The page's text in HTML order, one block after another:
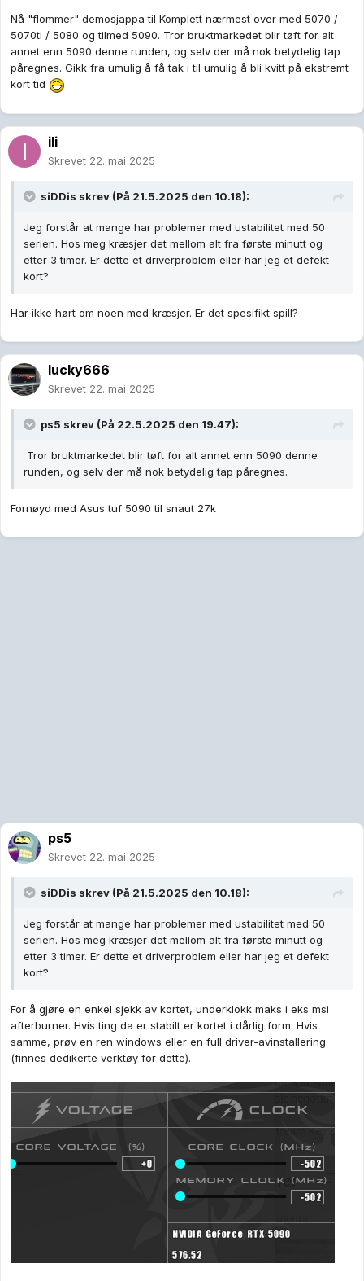
Nå "flommer" demosjappa til Komplett nærmest over med 5070 /
5070ti / 5080 og tilmed 5090. Tror bruktmarkedet blir tøft for alt
annet enn 5090 denne runden, og selv der må nok betydelig tap
påregnes. Gikk fra umulig å få tak i til umulig å bli kvitt på ekstremt
kort tid
ili
Skrevet 22. mai 2025
siDDis skrev (På 21.5.2025 den 10.18):
Jeg forstår at mange har problemer med ustabilitet med 50
serien. Hos meg kræsjer det mellom alt fra første minutt og
etter 3 timer. Er dette et driverproblem eller har jeg et defekt
kort?
Har ikke hørt om noen med kræsjer. Er det spesifikt spill?
lucky666
Skrevet 22. mai 2025
ps5 skrev (På 22.5.2025 den 19.47):
Tror bruktmarkedet blir tøft for alt annet enn 5090 denne
runden, og selv der må nok betydelig tap påregnes.
Fornøyd med Asus tuf 5090 til snaut 27k
ps5
Skrevet 22. mai 2025
siDDis skrev (På 21.5.2025 den 10.18):
Jeg forstår at mange har problemer med ustabilitet med 50
serien. Hos meg kræsjer det mellom alt fra første minutt og
etter 3 timer. Er dette et driverproblem eller har jeg et defekt
kort?
For å gjøre en enkel sjekk av kortet, underklokk maks i eks msi
afterburner. Hvis ting da er stabilt er kortet i dårlig form. Hvis
samme, prøv en ren windows eller en full driver-avinstallering
(finnes dedikerte verktøy for dette).